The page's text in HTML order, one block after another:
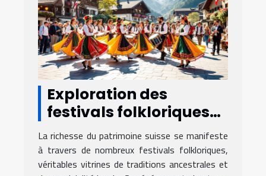
Exploration des
festivals folkloriques
suisses et leur
influence sur la culture
locale
La richesse du patrimoine suisse se manifeste
à travers de nombreux festivals folkloriques,
véritables vitrines de traditions ancestrales et